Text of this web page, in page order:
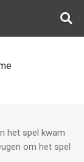
AppWereld
het spel kwam
om het spel